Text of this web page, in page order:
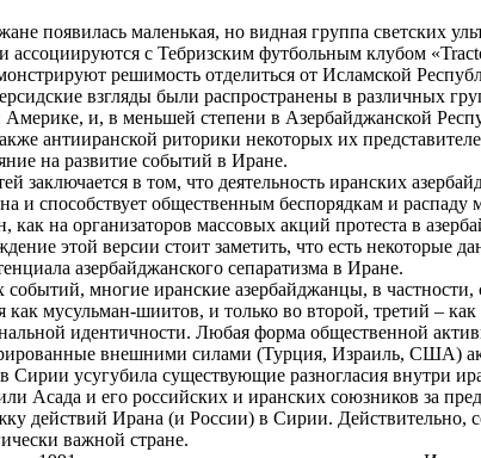
появилась маленькая, но видная группа светских
с Тебризским футбольным клубом
решимость отделиться от Исламской
взгляды были распространены в различных
и, в меньшей степени в Азербайджанской
антииранской риторики некоторых их
на развитие событий в Иране.
заключается в том, что деятельность иранских
и способствует общественным беспорядкам и
на организаторов массовых акций протеста в
этой версии стоит заметить, что есть
азербайджанского сепаратизма в Иране.
событий, многие иранские азербайджанцы, в
мусульман-шиитов, и только во второй, третий –
идентичности. Любая форма общественной
внешними силами (Турция, Израиль, США)
усугубила существующие разногласия внутри
Асада и его российских и иранских союзников за
действий Ирана (и России) в Сирии. Действительно,
важной стране.